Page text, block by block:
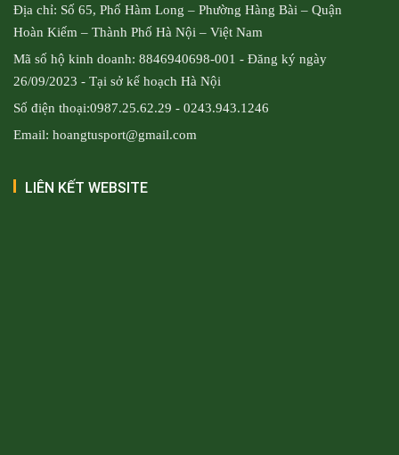
Địa chỉ: Số 65, Phố Hàm Long – Phường Hàng Bài – Quận
Hoàn Kiếm – Thành Phố Hà Nội – Việt Nam
Mã số hộ kinh doanh: 8846940698-001 - Đăng ký ngày
26/09/2023 - Tại sở kế hoạch Hà Nội
Số điện thoại:0987.25.62.29 - 0243.943.1246
Email: hoangtusport@gmail.com
LIÊN KẾT WEBSITE